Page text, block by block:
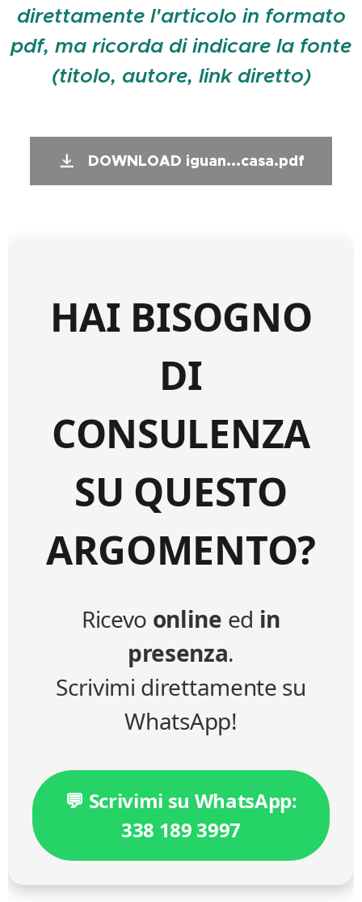
direttamente l'articolo in formato
pdf, ma ricorda di indicare la fonte
(titolo, autore, link diretto)
DOWNLOAD iguan...casa.pdf
HAI BISOGNO
DI
CONSULENZA
SU QUESTO
ARGOMENTO?
Ricevo online ed in
presenza.
Scrivimi direttamente su
WhatsApp!
💬 Scrivimi su WhatsApp:
338 189 3997